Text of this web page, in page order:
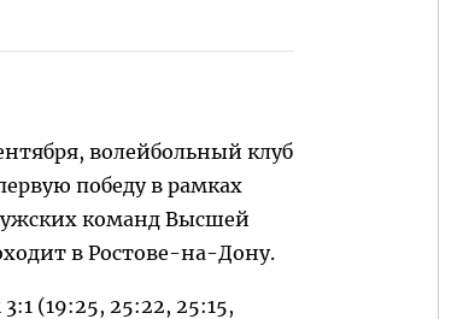
волейбольный клуб
победу в рамках
команд Высшей
в Ростове-на-Дону.
(19:25, 25:22, 25:15,